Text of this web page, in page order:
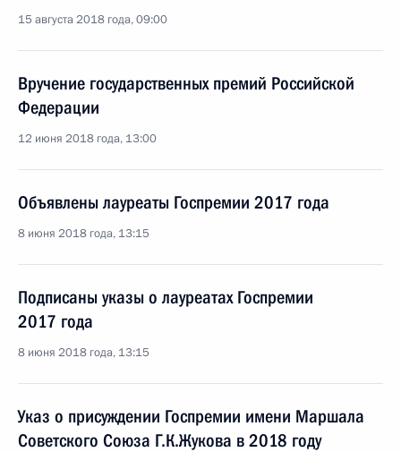
15 августа 2018 года, 09:00
Вручение государственных премий Российской
Федерации
12 июня 2018 года, 13:00
Объявлены лауреаты Госпремии 2017 года
8 июня 2018 года, 13:15
Подписаны указы о лауреатах Госпремии
2017 года
8 июня 2018 года, 13:15
Указ о присуждении Госпремии имени Маршала
Советского Союза Г.К.Жукова в 2018 году